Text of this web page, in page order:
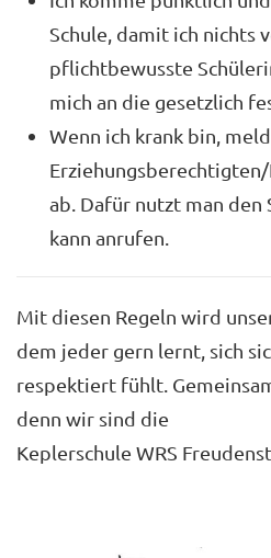
Schule, damit ich nichts
pflichtbewusste
mich an die gesetzlich
Wenn ich krank bin,
ab. Dafür nutzt man den
kann anrufen.
Mit diesen Regeln wird
dem jeder gern lernt, sich
respektiert fühlt.
denn wir sind die
Keplerschule WRS